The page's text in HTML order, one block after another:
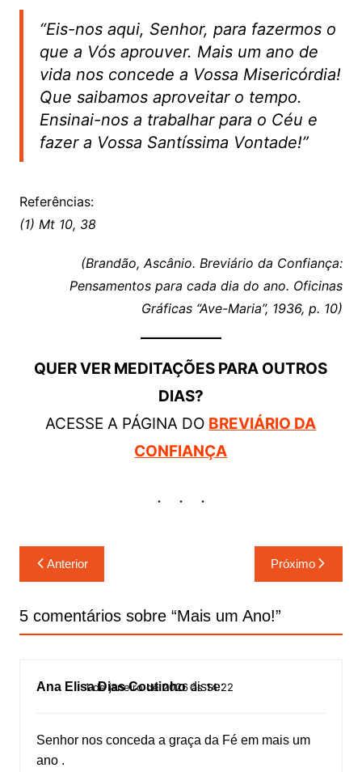
“Eis-nos aqui, Senhor, para fazermos o
que a Vós aprouver. Mais um ano de
vida nos concede a Vossa Misericórdia!
Que saibamos aproveitar o tempo.
Ensinai-nos a trabalhar para o Céu e
fazer a Vossa Santíssima Vontade!”
Referências:
(1) Mt 10, 38
(Brandão, Ascânio. Breviário da Confiança:
Pensamentos para cada dia do ano. Oficinas
Gráficas “Ave-Maria”, 1936, p. 10)
QUER VER MEDITAÇÕES PARA OUTROS
DIAS?
ACESSE A PÁGINA DO BREVIÁRIO DA
CONFIANÇA
Navegação
de
Post
Anterior Próximo
5 comentários sobre “Mais um Ano!”
Ana Elisa Dias Coutinho disse:
1 de janeiro de 2026 às 14:22
Senhor nos conceda a graça da Fé em mais um
ano .